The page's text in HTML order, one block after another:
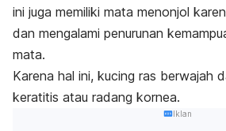
ini juga memiliki mata menonjol
dan mengalami penurunan
mata.
Karena hal ini, kucing ras berwajah
keratitis atau radang kornea.
Iklan